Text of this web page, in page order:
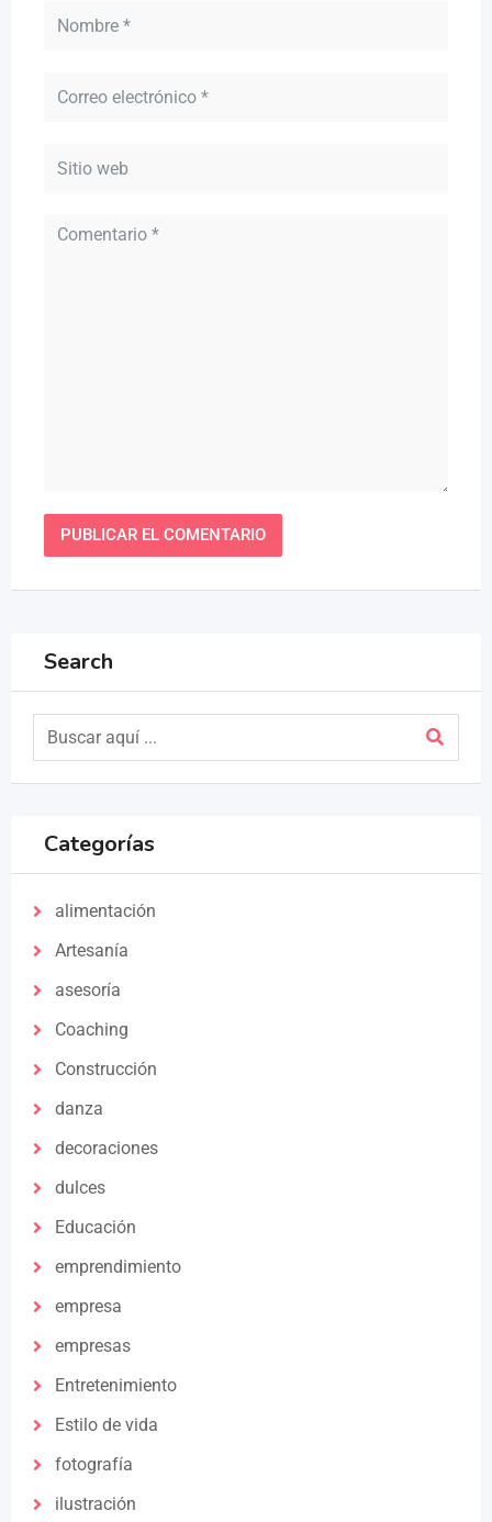
Search
Categorías
alimentación
Artesanía
asesoría
Coaching
Construcción
danza
decoraciones
dulces
Educación
emprendimiento
empresa
empresas
Entretenimiento
Estilo de vida
fotografía
ilustración